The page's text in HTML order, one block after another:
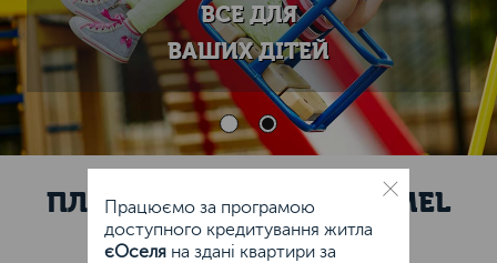
ВСЕ ДЛЯ
ВАШИХ ДІТЕЙ
ПЛАНУВАННЯ ЖК "CARAMEL
RESIDENCE"
Працюємо за програмою
доступного кредитування житла
єОселя на здані квартири за